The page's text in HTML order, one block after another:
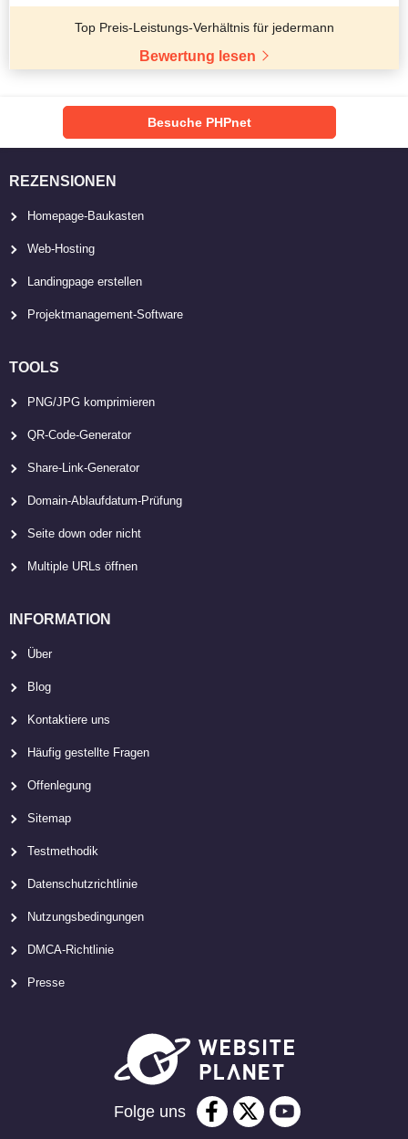
Top Preis-Leistungs-Verhältnis für jedermann
Bewertung lesen
Besuche PHPnet
REZENSIONEN
Homepage-Baukasten
Web-Hosting
Landingpage erstellen
Projektmanagement-Software
TOOLS
PNG/JPG komprimieren
QR-Code-Generator
Share-Link-Generator
Domain-Ablaufdatum-Prüfung
Seite down oder nicht
Multiple URLs öffnen
INFORMATION
Über
Blog
Kontaktiere uns
Häufig gestellte Fragen
Offenlegung
Sitemap
Testmethodik
Datenschutzrichtlinie
Nutzungsbedingungen
DMCA-Richtlinie
Presse
Folge uns